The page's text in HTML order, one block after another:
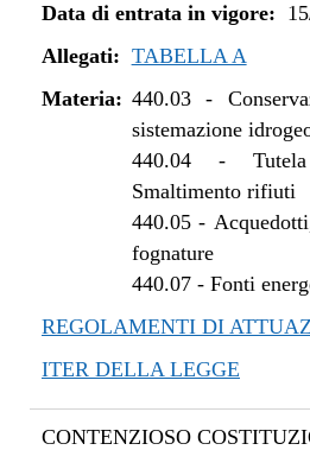
Data di entrata in vigore:
Allegati: TABELLA A
Materia: 440.03-
sistemazione
440.04-
Smaltimento rifiuti
440.05-
fognature
440.07- Fonti
REGOLAMENTI DI
ITER DELLA LEGGE
CONTENZIOSO